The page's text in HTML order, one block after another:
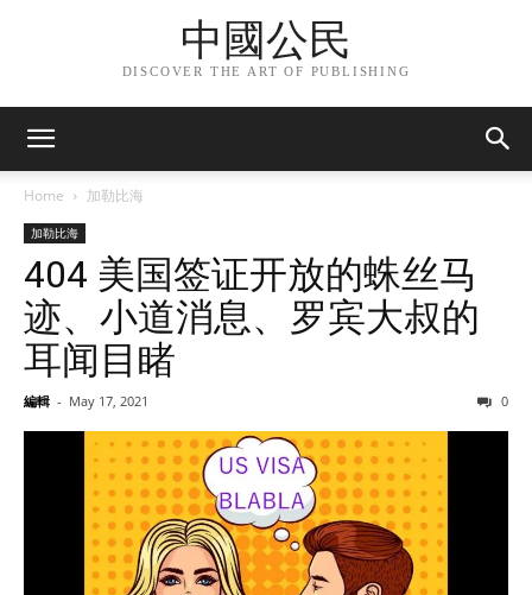
中國公民
DISCOVER THE ART OF PUBLISHING
Home 加勒比海
加勒比海
404 美国签证开放的蛛丝马
迹、小道消息、罗宾大叔的
耳闻目睹
編輯 - May 17, 2021 0